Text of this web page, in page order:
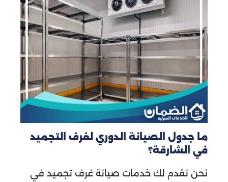
ما جدول الصيانة الدوري لغرف التجميد
في الشارقة؟
نحن نقدم لك خدمات صيانة غرف تجميد في